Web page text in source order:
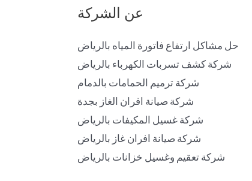
عن الشركة
حل مشاكل ارتفاع فاتورة المياه بالرياض
شركة كشف تسربات الكهرباء بالرياض
شركة ترميم الحمامات بالدمام
شركة صيانة افران الغاز بجدة
شركة غسيل المكيفات بالرياض
شركة صيانة افران غاز بالرياض
شركة تعقيم وغسيل خزانات بالرياض